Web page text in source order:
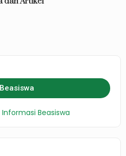
Beasiswa
Beasiswa